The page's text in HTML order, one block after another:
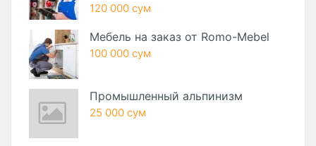
120 000 сум
Мебель на заказ от Romo-Mebel
100 000 сум
Промышленный альпинизм
25 000 сум